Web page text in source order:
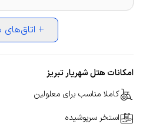
+ اتاق‌های
امکانات هتل شهریار تبریز
کاملا مناسب برای معلولین
استخر سرپوشیده